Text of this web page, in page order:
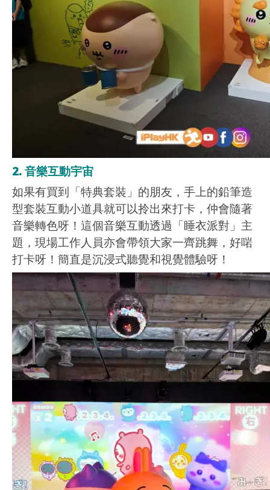
2. 音樂互動宇宙
如果有買到「特典套裝」的朋友，手上的鉛筆造
型套裝互動小道具就可以拎出來打卡，仲會隨著
音樂轉色呀！這個音樂互動透過「睡衣派對」主
題，現場工作人員亦會帶領大家一齊跳舞，好啱
打卡呀！簡直是沉浸式聽覺和視覺體驗呀！